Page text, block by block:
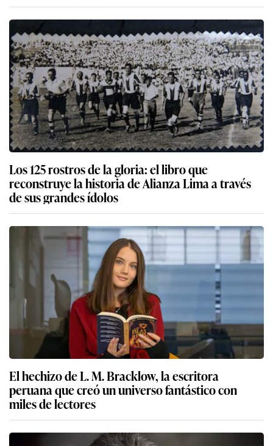
Los 125 rostros de la gloria: el libro que
reconstruye la historia de Alianza Lima a través
de sus grandes ídolos
El hechizo de L. M. Bracklow, la escritora
peruana que creó un universo fantástico con
miles de lectores